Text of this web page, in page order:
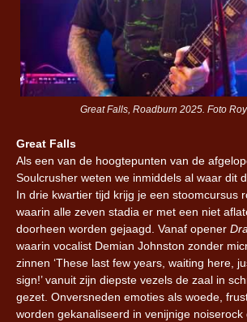
Great Falls, Roadburn 2025. Foto
Great Falls
Als een van de hoogtepunten van de
Soulcrusher weten we inmiddels al waar dit
In drie kwartier tijd krijg je een stoomcursus
waarin alle zeven stadia er met een niet
doorheen worden gejaagd. Vanaf opener
waarin vocalist Demian Johnston zonder
zinnen ‘These last few years, waiting here,
sign!’ vanuit zijn diepste vezels de zaal in
gezet. Onversneden emoties als woede,
worden gekanaliseerd in venijnige